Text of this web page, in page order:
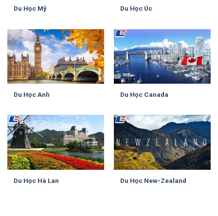
Du Học Mỹ Du Học Úc
Du Học Anh Du Học Canada
Du Học Hà Lan Du Học New-Zealand